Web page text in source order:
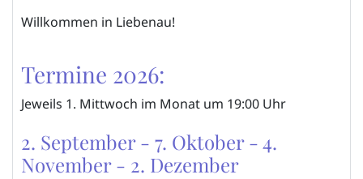
Willkommen in Liebenau!
Termine 2026:
Jeweils 1. Mittwoch im Monat um 19:00 Uhr
2. September - 7. Oktober - 4.
November - 2. Dezember